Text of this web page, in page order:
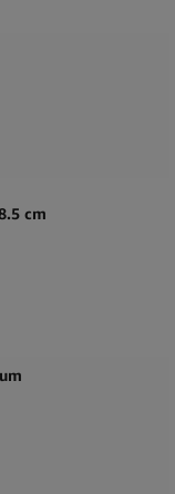
et une manipulation
commerce
cm